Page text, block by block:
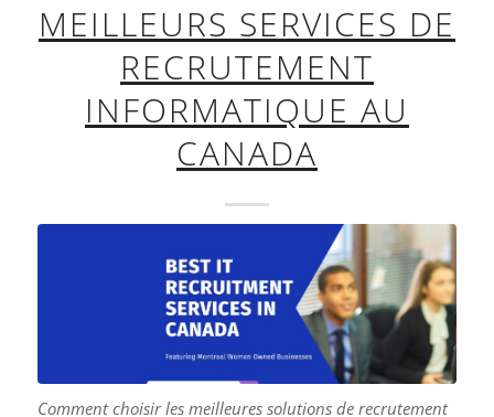
MEILLEURS SERVICES DE
RECRUTEMENT
INFORMATIQUE AU
CANADA
Comment choisir les meilleures solutions de recrutement